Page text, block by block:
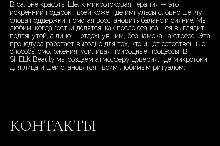
В салоне красоты Шелк микротоковая терапия — это
искренний подарок твоей коже, где импульсы словно шепчут
слова поддержки, помогая восстановить баланс и сияние. Мы
любим, когда гостьи делятся, как после сеанса шея выглядит
подтянутой, а лицо — отдохнувшим, без намека на стресс. Эта
процедура работает выгодно для тех, кто ищет естественные
способы омоложения, усиливая природные процессы. В
SHELK Beauty мы создаем атмосферу доверия, где микротоки
для лица и шеи становятся твоим любимым ритуалом.
КОНТАКТЫ